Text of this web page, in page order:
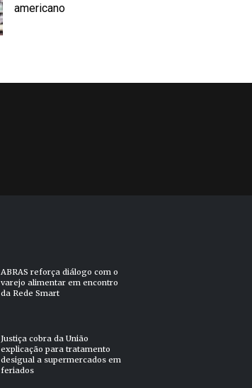
americano
ABRAS reforça diálogo com o
varejo alimentar em encontro
da Rede Smart
Justiça cobra da União
explicação para tratamento
desigual a supermercados em
feriados